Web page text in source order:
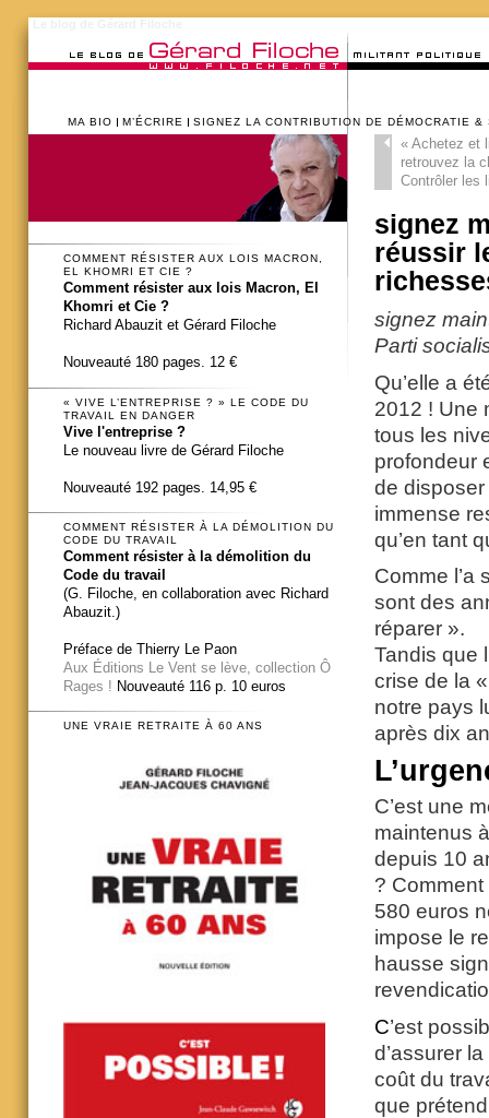
MA BIO M’ÉCRIRE SIGNEZ LA CONTRIBUTION DE DÉMOCRATIE &
«Achetez et
retrouvez la
Contrôler les
signez
réussir
signez
Parti
Qu’elle a
2012 ! Une
tous les
profondeur
de disposer
immense
qu’en tant
Comme l’a
sont des
réparer ».
Tandis que
crise de la
notre pays
après dix
C’est une
maintenus
depuis 10
?
580 euros
impose le
hausse
C’est
d’assurer
coût du
que
COMMENT RÉSISTER AUX LOIS MACRON,
EL KHOMRI ET CIE ?
Comment résister aux lois Macron, El
Khomri et Cie ?
Richard Abauzit et Gérard Filoche
Nouveauté 180 pages. 12 €
« VIVE L’ENTREPRISE ? » LE CODE DU
TRAVAIL EN DANGER
Vive l'entreprise ?
Le nouveau livre de Gérard Filoche
Nouveauté 192 pages. 14,95 €
COMMENT RÉSISTER À LA DÉMOLITION DU
CODE DU TRAVAIL
Comment résister à la démolition du
Code du travail
(G. Filoche, en collaboration avec Richard
Abauzit.)
Préface de Thierry Le Paon
Aux Éditions Le Vent se lève, collection Ô
Rages ! Nouveauté 116 p. 10 euros
UNE VRAIE RETRAITE À 60 ANS